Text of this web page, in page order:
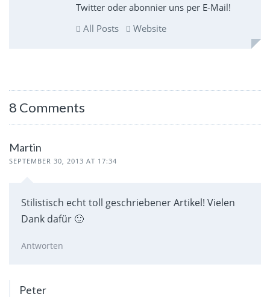
Twitter oder abonnier uns per E-Mail!
All Posts
Website
8 Comments
Martin
SEPTEMBER 30, 2013 AT 17:34
Stilistisch echt toll geschriebener Artikel! Vielen
Dank dafür 🙂
Antworten
Peter